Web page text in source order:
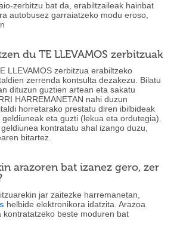
zerbitzu bat da, erabiltzaileak hainbat
autobusez garraiatzeko modu eroso,
du TE LLEVAMOS zerbitzuak
LLEVAMOS zerbitzua erabiltzeko
zerrenda kontsulta dezakezu. Bilatu
dituzun guztien artean eta sakatu
HARREMANETAN nahi duzun
horretarako prestatu diren ibilbideak
eta guzti (lekua eta ordutegia).
kontratatu ahal izango duzu,
bitartez.
arazoren bat izanez gero, zer
jar zaitezke harremanetan,
helbide elektronikora idatzita. Arazoa
kontratatzeko beste moduren bat